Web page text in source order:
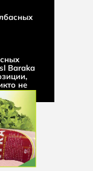
Baraka
не